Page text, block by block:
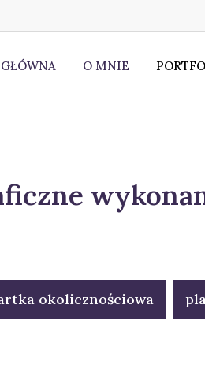
O MNIE
okolicznościowa